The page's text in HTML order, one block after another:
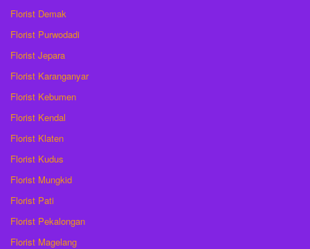
Florist Demak
Florist Purwodadi
Florist Jepara
Florist Karanganyar
Florist Kebumen
Florist Kendal
Florist Klaten
Florist Kudus
Florist Mungkid
Florist Pati
Florist Pekalongan
Florist Magelang